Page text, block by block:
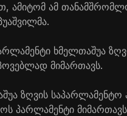
ამიტომ ამ
ხმელთაშუა
მიმართავს.
ზღვის
პარლამენტი მიმართავს